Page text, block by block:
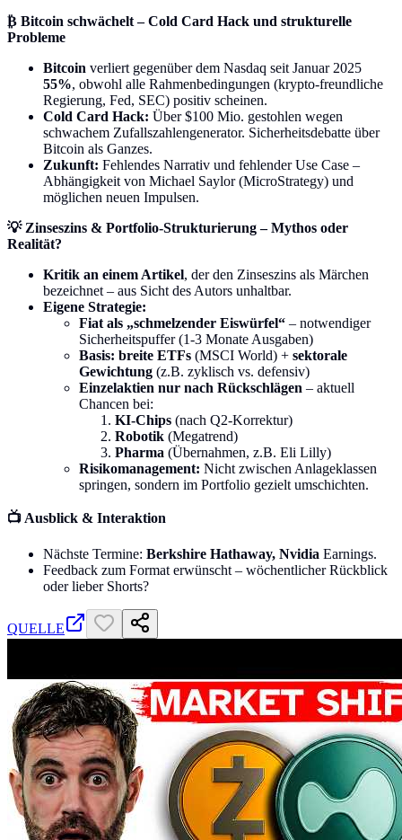
₿ Bitcoin schwächelt – Cold Card Hack und strukturelle
Probleme
Bitcoin verliert gegenüber dem Nasdaq seit Januar 2025
55%, obwohl alle Rahmenbedingungen (krypto-freundliche
Regierung, Fed, SEC) positiv scheinen.
Cold Card Hack: Über $100 Mio. gestohlen wegen
schwachem Zufallszahlengenerator. Sicherheitsdebatte über
Bitcoin als Ganzes.
Zukunft: Fehlendes Narrativ und fehlender Use Case –
Abhängigkeit von Michael Saylor (MicroStrategy) und
möglichen neuen Impulsen.
💡 Zinseszins & Portfolio-Strukturierung – Mythos oder
Realität?
Kritik an einem Artikel, der den Zinseszins als Märchen
bezeichnet – aus Sicht des Autors unhaltbar.
Eigene Strategie:
Fiat als „schmelzender Eiswürfel“ – notwendiger
Sicherheitspuffer (1-3 Monate Ausgaben)
Basis: breite ETFs (MSCI World) + sektorale
Gewichtung (z.B. zyklisch vs. defensiv)
Einzelaktien nur nach Rückschlägen – aktuell
Chancen bei:
KI-Chips (nach Q2-Korrektur)
Robotik (Megatrend)
Pharma (Übernahmen, z.B. Eli Lilly)
Risikomanagement: Nicht zwischen Anlageklassen
springen, sondern im Portfolio gezielt umschichten.
📺 Ausblick & Interaktion
Nächste Termine: Berkshire Hathaway, Nvidia Earnings.
Feedback zum Format erwünscht – wöchentlicher Rückblick
oder lieber Shorts?
QUELLE